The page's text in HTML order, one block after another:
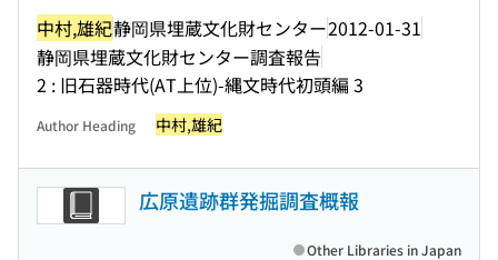
中村,雄紀静岡県埋蔵文化財センター2012-01-31
静岡県埋蔵文化財センター調査報告
2 : 旧石器時代(AT上位)-縄文時代初頭編 3
Author Heading 中村,雄紀
広原遺跡群発掘調査概報
Other Libraries in Japan